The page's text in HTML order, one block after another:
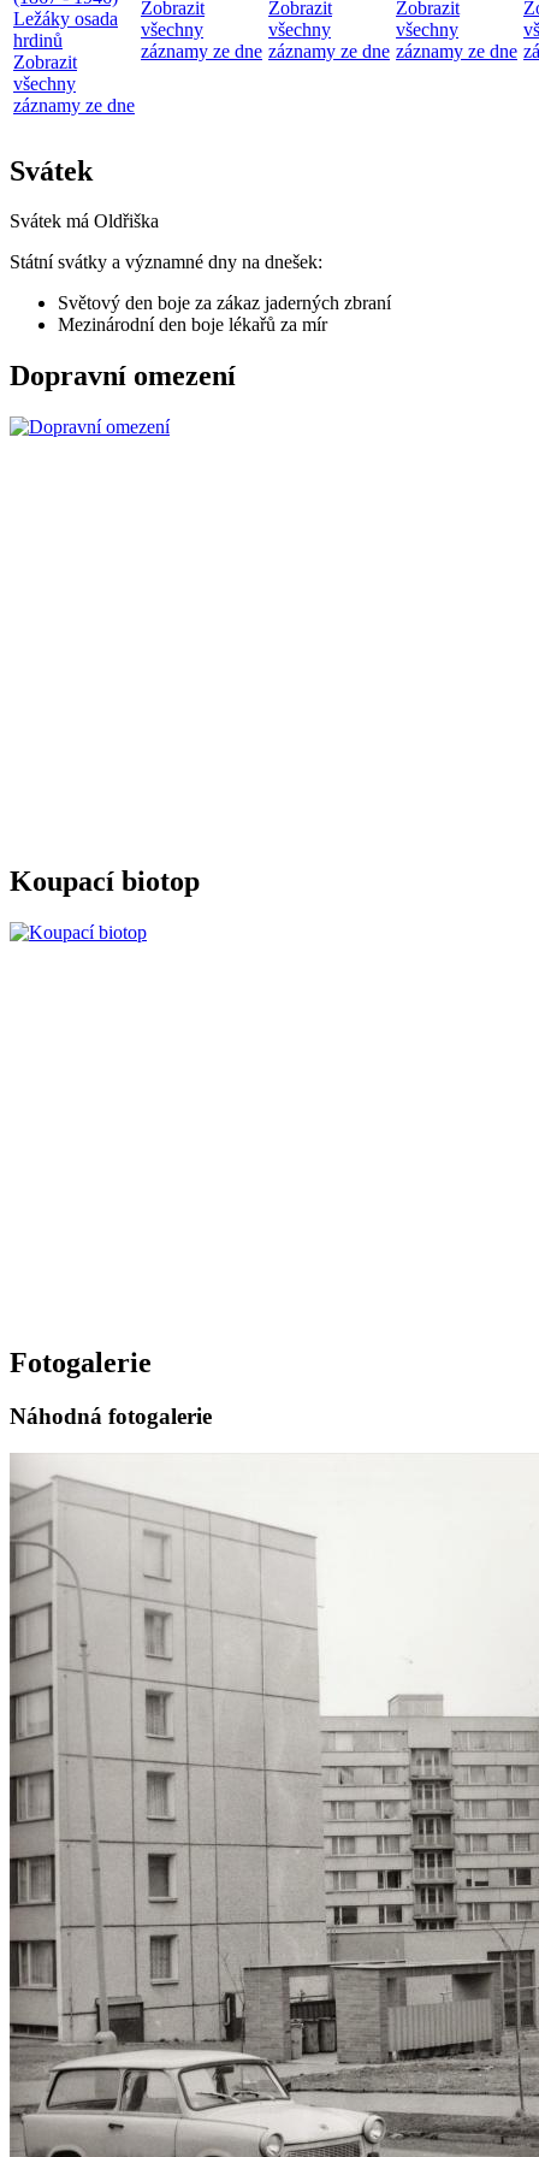
Ležáky osada
hrdinů
Zobrazit
všechny
záznamy ze dne
Zobrazit
všechny
záznamy ze dne
Zobrazit
všechny
záznamy ze dne
Zobrazit
všechny
záznamy ze dne
Svátek
Svátek má Oldřiška
Státní svátky a významné dny na dnešek:
Světový den boje za zákaz jaderných zbraní
Mezinárodní den boje lékařů za mír
Dopravní omezení
Koupací biotop
Fotogalerie
Náhodná fotogalerie